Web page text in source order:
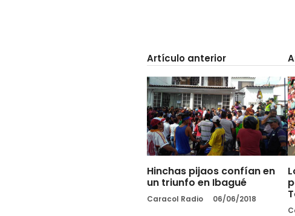
Artículo anterior
Hinchas pijaos confían en
un triunfo en Ibagué
Caracol Radio 06/06/2018